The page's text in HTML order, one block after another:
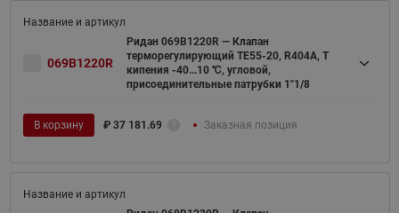
069B1220R
Ридан 069B1220R — Клапан
терморегулирующий TE55-20, R404A, T
кипения -40...10 ℃, угловой,
присоединительные патрубки 1"1/8
В корзину ₽ 37 181.69 Заказная позиция